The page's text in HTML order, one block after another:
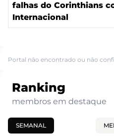
falhas do Corinthians
Internacional
Portal não encontrado ou não
Ranking
membros em destaque
SEMANAL